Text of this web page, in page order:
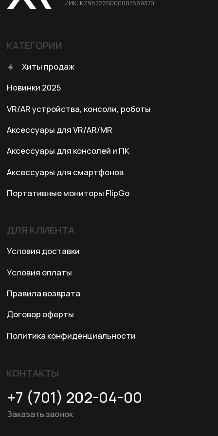
Разработка сайта ZERO.STUDIO
Заказать звонок
Условия оплаты
Казахстан, Алматы, ул. Карасай
батыра, БЦ Карасай, блок В,
3 этаж, 301 офис
Адрес: